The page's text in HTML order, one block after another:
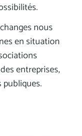
nous
en situation
entreprises,